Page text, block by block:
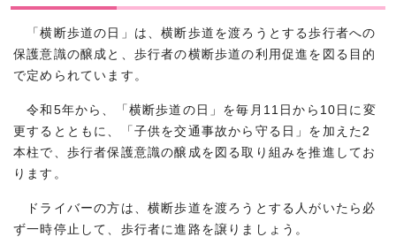
「横断歩道の日」は、横断歩道を渡ろうとする歩行者への
保護意識の醸成と、歩行者の横断歩道の利用促進を図る目的
で定められています。
令和5年から、「横断歩道の日」を毎月11日から10日に変
更するとともに、「子供を交通事故から守る日」を加えた2
本柱で、歩行者保護意識の醸成を図る取り組みを推進してお
ります。
ドライバーの方は、横断歩道を渡ろうとする人がいたら必
ず一時停止して、歩行者に進路を譲りましょう。